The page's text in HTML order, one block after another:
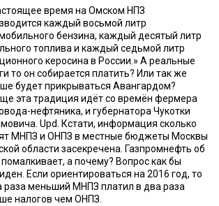
время на Омском НПЗ
каждый восьмой литр
бензина, каждый десятый литр
топлива и каждый седьмой литр
керосина в России.» А реальные
то он собирается платить? Или так же
будет прикрываться Авангардом?
эта традиция идёт со времён фермера
нефтяника, и губернатора Чукотки
Upd. Кстати, информация сколько
МНПЗ и ОНПЗ в местные бюджеты Москвы
области засекречена. Газпромнефть об
а почему? Вопрос как бы
Если ориентироваться на 2016 год, то
раза меньший МНПЗ платил в два раза
налогов чем ОНПЗ.